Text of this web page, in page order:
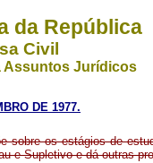
da República
Civil
Assuntos Jurídicos
DE 1977.
sobre os estágios de
e Supletivo e dá outras